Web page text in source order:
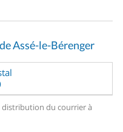
Assé-le-Bérenger
distribution du courrier à